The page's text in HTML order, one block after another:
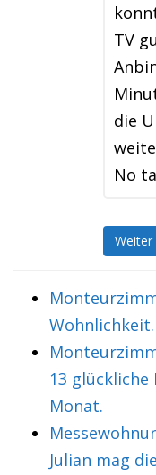
TV
die
No
Weiter
Wohnlichkeit.
13 glückliche
Monat.
Julian mag